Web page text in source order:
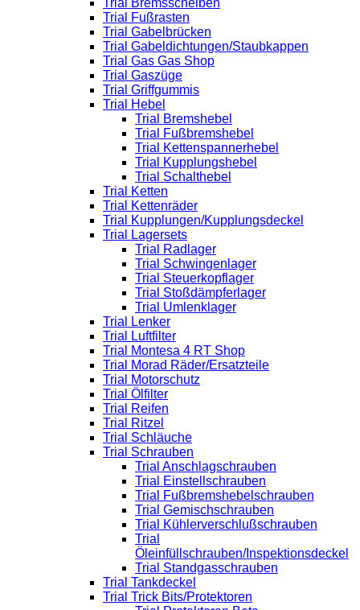
Trial Bremsscheiben
Trial Fußrasten
Trial Gabelbrücken
Trial Gabeldichtungen/Staubkappen
Trial Gas Gas Shop
Trial Gaszüge
Trial Griffgummis
Trial Hebel
Trial Bremshebel
Trial Fußbremshebel
Trial Kettenspannerhebel
Trial Kupplungshebel
Trial Schalthebel
Trial Ketten
Trial Kettenräder
Trial Kupplungen/Kupplungsdeckel
Trial Lagersets
Trial Radlager
Trial Schwingenlager
Trial Steuerkopflager
Trial Stoßdämpferlager
Trial Umlenklager
Trial Lenker
Trial Luftfilter
Trial Montesa 4 RT Shop
Trial Morad Räder/Ersatzteile
Trial Motorschutz
Trial Ölfilter
Trial Reifen
Trial Ritzel
Trial Schläuche
Trial Schrauben
Trial Anschlagschrauben
Trial Einstellschrauben
Trial Fußbremshebelschrauben
Trial Gemischschrauben
Trial Kühlerverschlußschrauben
Trial
Öleinfüllschrauben/Inspektionsdeckel
Trial Standgasschrauben
Trial Tankdeckel
Trial Trick Bits/Protektoren